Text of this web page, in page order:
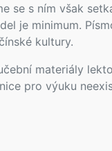
se s ním však
je minimum.
kultury.
materiály
pro výuku